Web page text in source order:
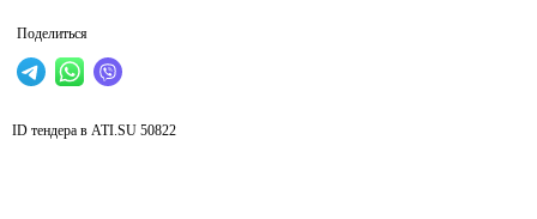
Поделиться
ID тендера в ATI.SU 50822